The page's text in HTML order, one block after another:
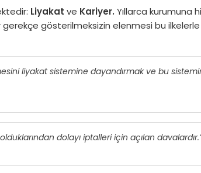
Liyakat ve Kariyer. Yıllarca kurumuna
gösterilmeksizin elenmesi bu ilkelerle
liyakat sistemine dayandırmak ve bu
dolayı iptalleri için açılan